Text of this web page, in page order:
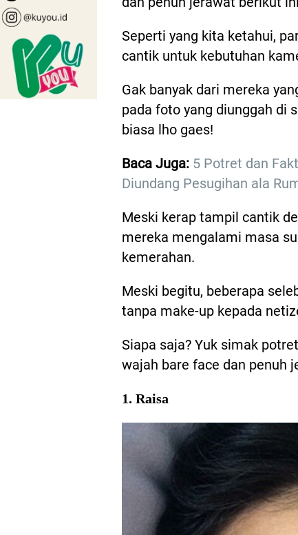
Seperti yang kita ketahui,
cantik untuk kebutuhan
Gak banyak dari mereka
pada foto yang diunggah di
biasa lho gaes!
Baca Juga: 5 Potret dan
Diundang Pesugihan ala
Meski kerap tampil cantik
mereka mengalami masa
kemerahan.
Meski begitu, beberapa
tanpa make-up kepada
Siapa saja? Yuk simak
wajah bare face dan penuh
1. Raisa